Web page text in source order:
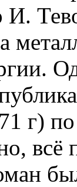
И.
г) по
всё